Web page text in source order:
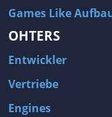
Games Like
OHTERS
Entwickler
Vertriebe
Engines